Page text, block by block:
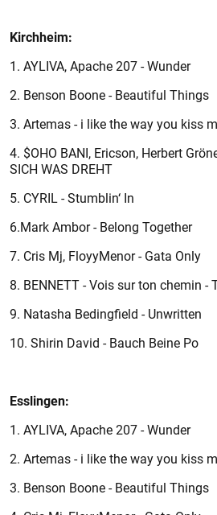
Kirchheim:
1. AYLIVA, Apache 207 - Wunder
2. Benson Boone - Beautiful Things
3. Artemas - i like the way you kiss
4. $OHO BANI, Ericson, Herbert
SICH WAS DREHT
5. CYRIL - Stumblin‘ In
6.Mark Ambor - Belong Together
7. Cris Mj, FloyyMenor - Gata Only
8. BENNETT - Vois sur ton chemin -
9. Natasha Bedingfield - Unwritten
10. Shirin David - Bauch Beine Po
Esslingen:
1. AYLIVA, Apache 207 - Wunder
2. Artemas - i like the way you kiss
3. Benson Boone - Beautiful Things